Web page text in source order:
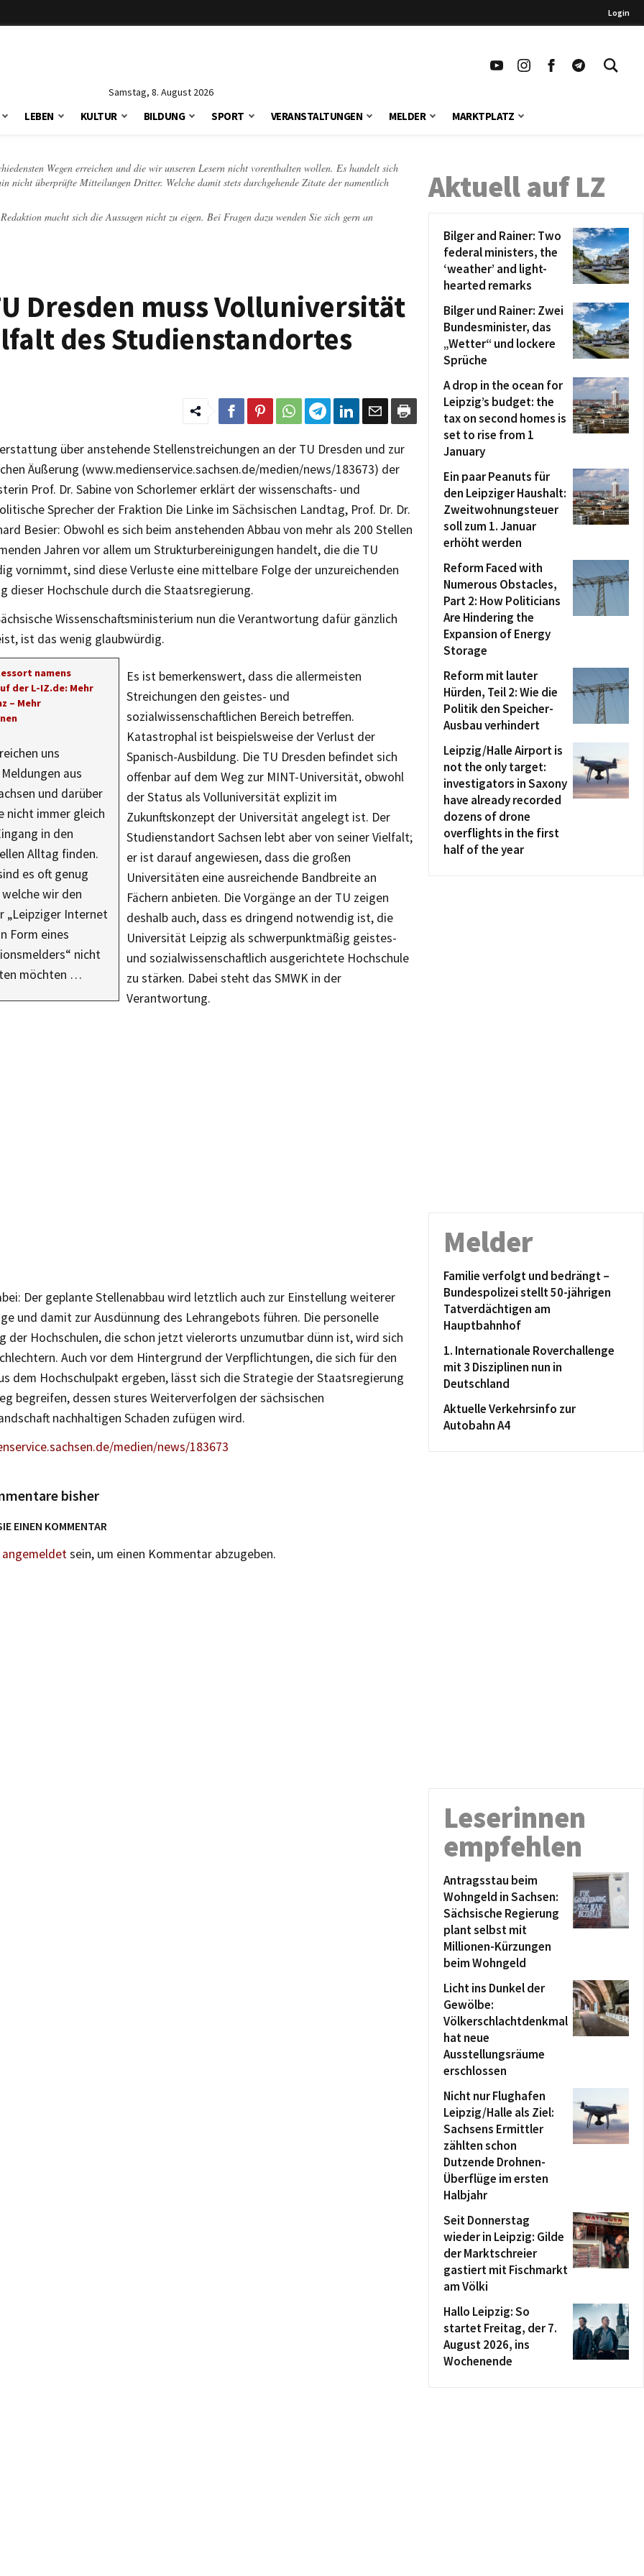
Login
Samstag, 8. August 2026
LEBEN KULTUR BILDUNG SPORT VERANSTALTUNGEN MELDER MARKTPLATZ
Wegen erreichen und die wir unseren Lesern nicht vorenthalten wollen. Es handelt sich
nicht überprüfte Mitteilungen Dritter. Welche damit stets durchgehende Zitate der namentlich
macht sich die Aussagen nicht zu eigen. Bei Fragen dazu wenden Sie sich gern an
Dresden muss Volluniversität
des Studienstandortes
über anstehende Stellenstreichungen an der TU Dresden und zur
Äußerung (www.medienservice.sachsen.de/medien/news/183673) der
Prof. Dr. Sabine von Schorlemer erklärt der wissenschafts- und
Sprecher der Fraktion Die Linke im Sächsischen Landtag, Prof. Dr. Dr.
Besier: Obwohl es sich beim anstehenden Abbau von mehr als 200 Stellen
Jahren vor allem um Strukturbereinigungen handelt, die die TU
vornimmt, sind diese Verluste eine mittelbare Folge der unzureichenden
dieser Hochschule durch die Staatsregierung.
Wissenschaftsministerium nun die Verantwortung dafür gänzlich
ist das wenig glaubwürdig.
namens
der L-IZ.de: Mehr
– Mehr
uns
aus
und darüber
nicht immer gleich
in den
Alltag finden.
es oft genug
wir den
„Leipziger Internet
Form eines
nicht
möchten …
Es ist bemerkenswert, dass die allermeisten
Streichungen den geistes- und
sozialwissenschaftlichen Bereich betreffen.
Katastrophal ist beispielsweise der Verlust der
Spanisch-Ausbildung. Die TU Dresden befindet sich
offenbar auf dem Weg zur MINT-Universität, obwohl
der Status als Volluniversität explizit im
Zukunftskonzept der Universität angelegt ist. Der
Studienstandort Sachsen lebt aber von seiner Vielfalt;
er ist darauf angewiesen, dass die großen
Universitäten eine ausreichende Bandbreite an
Fächern anbieten. Die Vorgänge an der TU zeigen
deshalb auch, dass es dringend notwendig ist, die
Universität Leipzig als schwerpunktmäßig geistes-
und sozialwissenschaftlich ausgerichtete Hochschule
zu stärken. Dabei steht das SMWK in der
Verantwortung.
Der geplante Stellenabbau wird letztlich auch zur Einstellung weiterer
und damit zur Ausdünnung des Lehrangebots führen. Die personelle
der Hochschulen, die schon jetzt vielerorts unzumutbar dünn ist, wird sich
Auch vor dem Hintergrund der Verpflichtungen, die sich für den
dem Hochschulpakt ergeben, lässt sich die Strategie der Staatsregierung
begreifen, dessen stures Weiterverfolgen der sächsischen
nachhaltigen Schaden zufügen wird.
medien/news/183673
bisher
EINEN KOMMENTAR
angemeldetsein, um einen Kommentar abzugeben.
Aktuell auf LZ
Bilger and Rainer: Two
federal ministers, the
‘weather’ and light-
hearted remarks
Bilger und Rainer: Zwei
Bundesminister, das
„Wetter“ und lockere
Sprüche
A drop in the ocean for
Leipzig’s budget: the
tax on second homes is
set to rise from 1
January
Ein paar Peanuts für
den Leipziger Haushalt:
Zweitwohnungsteuer
soll zum 1. Januar
erhöht werden
Reform Faced with
Numerous Obstacles,
Part 2: How Politicians
Are Hindering the
Expansion of Energy
Storage
Reform mit lauter
Hürden, Teil 2: Wie die
Politik den Speicher-
Ausbau verhindert
Leipzig/Halle Airport is
not the only target:
investigators in Saxony
have already recorded
dozens of drone
overflights in the first
half of the year
Melder
Familie verfolgt und bedrängt –
Bundespolizei stellt 50-jährigen
Tatverdächtigen am
Hauptbahnhof
1. Internationale Roverchallenge
mit 3 Disziplinen nun in
Deutschland
Aktuelle Verkehrsinfo zur
Autobahn A4
Leserinnen
empfehlen
Antragsstau beim
Wohngeld in Sachsen:
Sächsische Regierung
plant selbst mit
Millionen-Kürzungen
beim Wohngeld
Licht ins Dunkel der
Gewölbe:
Völkerschlachtdenkmal
hat neue
Ausstellungsräume
erschlossen
Nicht nur Flughafen
Leipzig/Halle als Ziel:
Sachsens Ermittler
zählten schon
Dutzende Drohnen-
Überflüge im ersten
Halbjahr
Seit Donnerstag
wieder in Leipzig: Gilde
der Marktschreier
gastiert mit Fischmarkt
am Völki
Hallo Leipzig: So
startet Freitag, der 7.
August 2026, ins
Wochenende